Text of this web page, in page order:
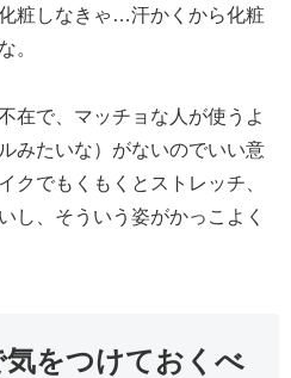
粧しなきゃ…汗かくから化粧
。
在で、マッチョな人が使うよ
みたいな）がないのでいい意
クでもくもくとストレッチ、
し、そういう姿がかっこよく
をつけておくべ